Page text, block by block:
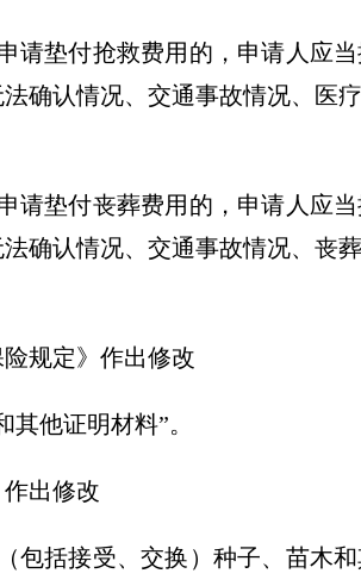
请垫付抢救费用的，申请人应
确认情况、交通事故情况、医
请垫付丧葬费用的，申请人应
确认情况、交通事故情况、丧
规定》作出修改
他证明材料”。
出修改
包括接受、交换）种子、苗木